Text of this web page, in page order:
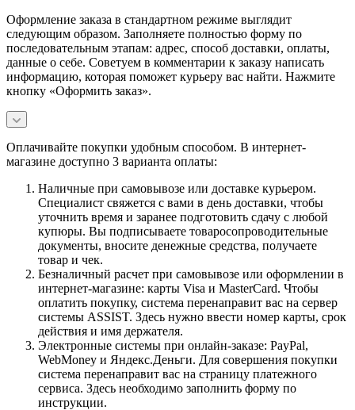
Оформление заказа в стандартном режиме выглядит
следующим образом. Заполняете полностью форму по
последовательным этапам: адрес, способ доставки, оплаты,
данные о себе. Советуем в комментарии к заказу написать
информацию, которая поможет курьеру вас найти. Нажмите
кнопку «Оформить заказ».
Оплачивайте покупки удобным способом. В интернет-
магазине доступно 3 варианта оплаты:
Наличные при самовывозе или доставке курьером.
Специалист свяжется с вами в день доставки, чтобы
уточнить время и заранее подготовить сдачу с любой
купюры. Вы подписываете товаросопроводительные
документы, вносите денежные средства, получаете
товар и чек.
Безналичный расчет при самовывозе или оформлении в
интернет-магазине: карты Visa и MasterCard. Чтобы
оплатить покупку, система перенаправит вас на сервер
системы ASSIST. Здесь нужно ввести номер карты, срок
действия и имя держателя.
Электронные системы при онлайн-заказе: PayPal,
WebMoney и Яндекс.Деньги. Для совершения покупки
система перенаправит вас на страницу платежного
сервиса. Здесь необходимо заполнить форму по
инструкции.